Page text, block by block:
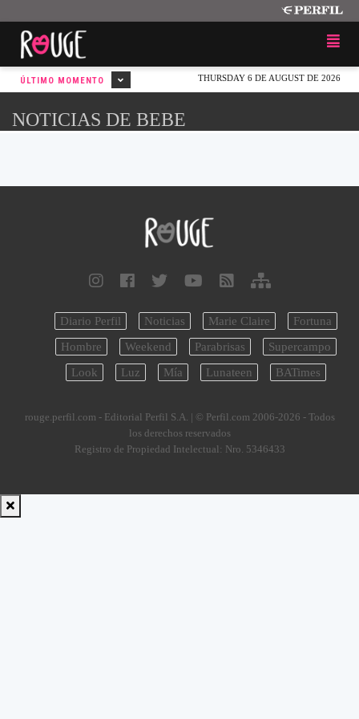
THURSDAY 6 DE AUGUST DE 2026
ÚLTIMO MOMENTO
NOTICIAS DE BEBE
Diario Perfil Noticias Marie Claire
Fortuna
Hombre
Weekend Parabrisas
Supercampo
Look
Luz Mía Lunateen BATimes
rouge.perfil.com - Editorial Perfil S.A. | © Perfil.com 2006-2026 - Todos
los derechos reservados
Registro de Propiedad Intelectual: Nro. 5346433